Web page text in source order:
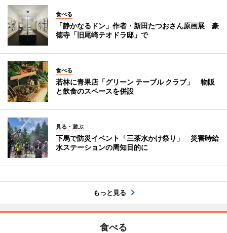
食べる
「静かなるドン」作者・新田たつおさん原画展 豪
徳寺「旧尾崎テオドラ邸」で
食べる
若林に青果店「グリーン テーブル クラブ」 物販
と飲食のスペースを併設
見る・遊ぶ
下馬で防災イベント「三茶水かけ祭り」 災害時給
水ステーションの周知目的に
もっと見る
食べる